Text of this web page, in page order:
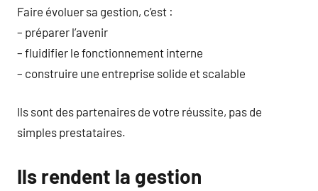
Faire évoluer sa gestion, c’est :
– préparer l’avenir
– fluidifier le fonctionnement interne
– construire une entreprise solide et scalable
Ils sont des partenaires de votre réussite, pas de
simples prestataires.
Ils rendent la gestion